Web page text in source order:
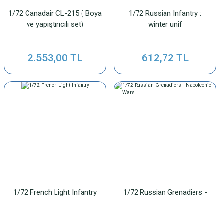
1/72 Canadair CL-215 ( Boya
ve yapıştırıcılı set)
2.553,00 TL
1/72 Russian Infantry :
winter unif
612,72 TL
1/72 French Light Infantry
1/72 Russian Grenadiers -